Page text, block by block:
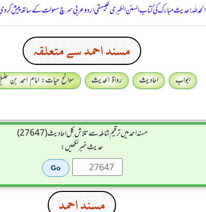
الحمدللہ! حدیث مبارک کی کتاب السنن الكبرى للبيهقي اردو عربی سرچ سہولت کے ساتھ پیش
مسند احمد سے متعلقہ
ابواب احادیث رواۃ الحدیث
سوانح حیات: امام احمد بن
مسند احمد میں ترقیم شاملہ سے تلاش کل احادیث (27647)
حدیث نمبر لکھیں:
مسند احمد